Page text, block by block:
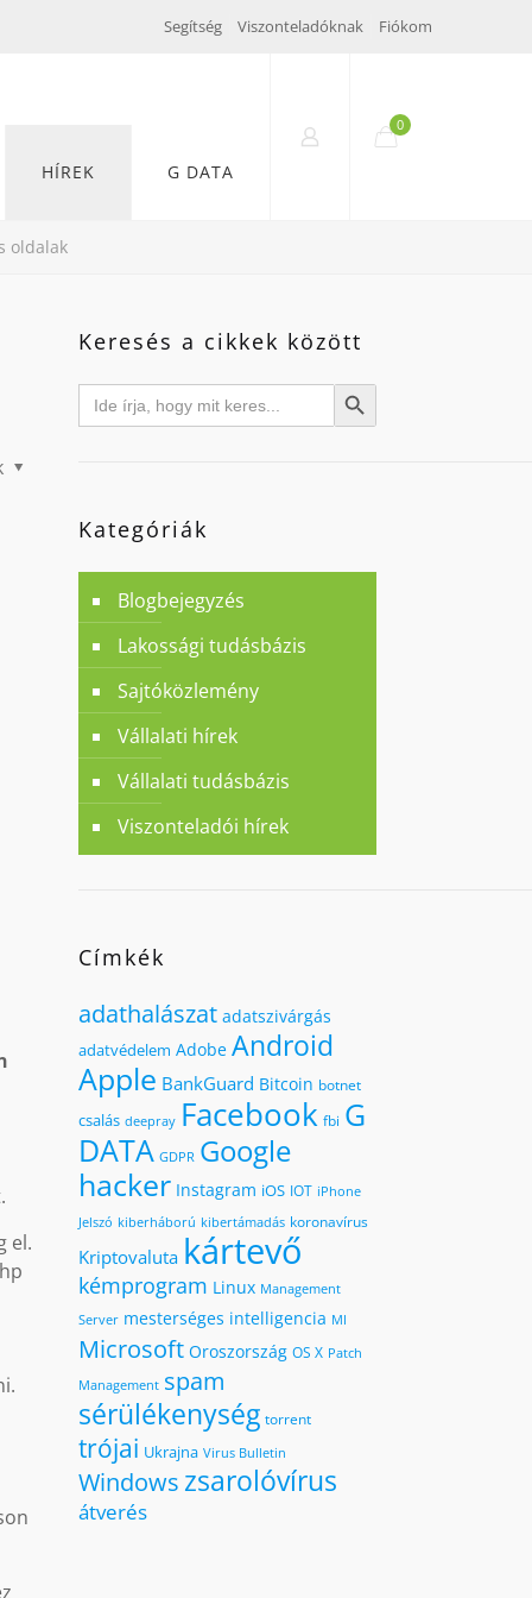
Segítség Viszonteladóknak Fiókom
HÍREK G DATA
0
oldalak
el.
Keresés a cikkek között
Search
for: Search Button
Kategóriák
Blogbejegyzés
Lakossági tudásbázis
Sajtóközlemény
Vállalati hírek
Vállalati tudásbázis
Viszonteladói hírek
Címkék
adathalászat adatszivárgás
adatvédelem Adobe Android
Apple BankGuard Bitcoin botnet
csalás deepray Facebook fbi G
DATA GDPR Google
hacker Instagram iOS IOT iPhone
Jelszó kiberháború kibertámadás koronavírus
Kriptovaluta kártevő
kémprogram Linux Management
Server mesterséges intelligencia MI
Microsoft Oroszország OS X Patch
Management spam
sérülékenység torrent
trójai Ukrajna Virus Bulletin
Windowszsarolóvírus
átverés